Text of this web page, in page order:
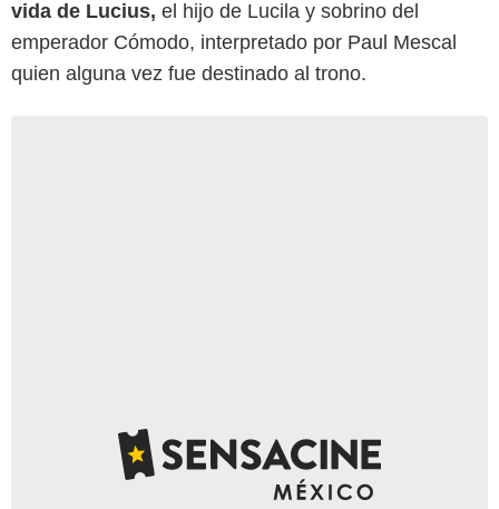
vida de Lucius, el hijo de Lucila y sobrino del
emperador Cómodo, interpretado por Paul Mescal
quien alguna vez fue destinado al trono.